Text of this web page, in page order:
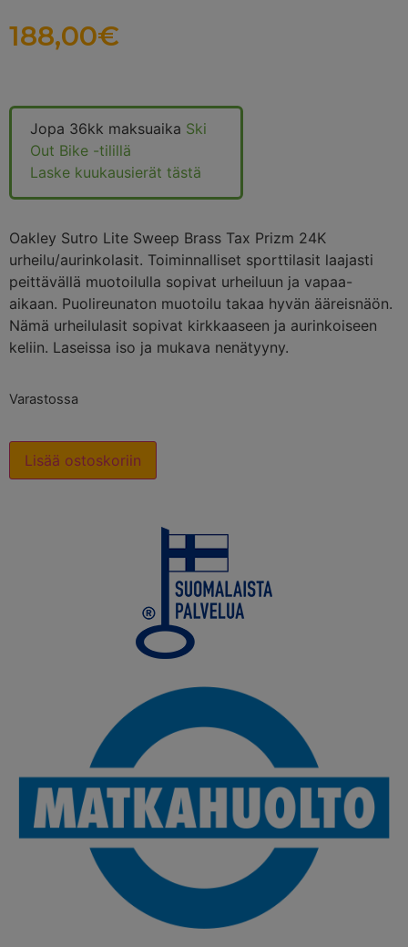
188,00€
Jopa 36kk maksuaika Ski
Out Bike -tilillä
Laske kuukausierät tästä
Oakley Sutro Lite Sweep Brass Tax Prizm 24K
urheilu/aurinkolasit. Toiminnalliset sporttilasit laajasti
peittävällä muotoilulla sopivat urheiluun ja vapaa-
aikaan. Puolireunaton muotoilu takaa hyvän ääreisnäön.
Nämä urheilulasit sopivat kirkkaaseen ja aurinkoiseen
keliin. Laseissa iso ja mukava nenätyyny.
Varastossa
Lisää ostoskoriin